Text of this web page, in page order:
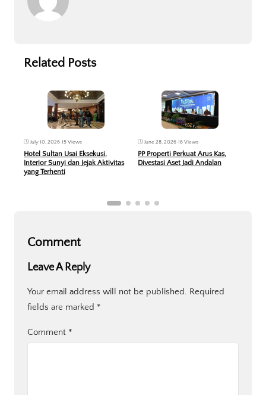
Related Posts
July 10, 2026•15 Views
Hotel Sultan Usai Eksekusi,
Interior Sunyi dan Jejak Aktivitas
yang Terhenti
June 28, 2026•16 Views
PP Properti Perkuat Arus Kas,
Divestasi Aset Jadi Andalan
Comment
Leave A Reply
Your email address will not be published. Required
fields are marked *
Comment *